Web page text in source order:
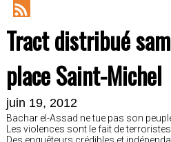
RSS
Feed
Tract distribué
place Saint-Michel
juin 19, 2012
Bachar el-Assad ne tue pas son
Les violences sont le fait de terroristes
Des enquêteurs crédibles et